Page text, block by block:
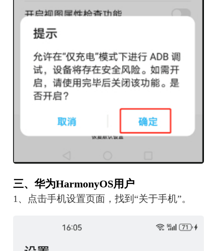
三、华为HarmonyOS用户
1、点击手机设置页面，找到“关于手机”。